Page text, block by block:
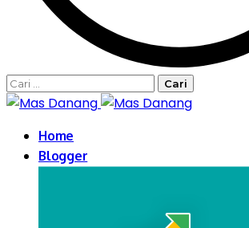
Cari
untuk:
Home
Blogger